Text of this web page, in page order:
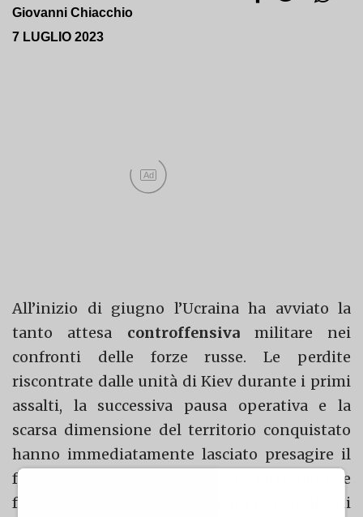
Giovanni Chiacchio
7 LUGLIO 2023
Ad
All’inizio di giugno l’Ucraina ha avviato la
tanto attesa controffensivamilitare nei
confronti delle forze russe. Le perdite
riscontrate dalle unità di Kiev durante i primi
assalti, la successiva pausa operativa e la
scarsa dimensione del territorio conquistato
hanno immediatamente lasciato presagire il
fallimento dell’operazione. Nei fatti però le
forze ucraine hanno adottato un nuovo tipo di